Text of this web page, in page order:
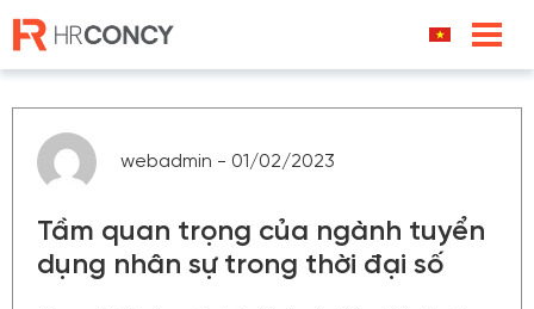
content
webadmin - 01/02/2023
Tầm quan trọng của ngành tuyển
dụng nhân sự trong thời đại số